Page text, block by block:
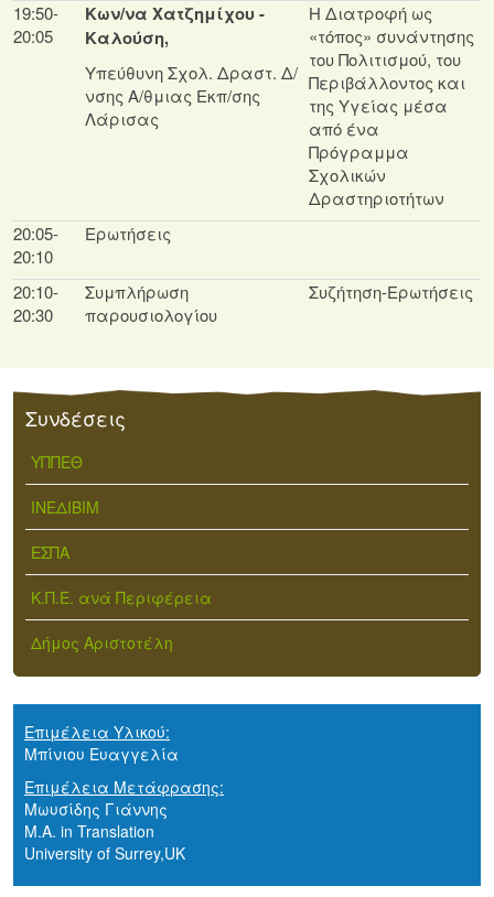
19:50-
20:05
Κων/να Χατζημίχου -
Καλούση,
Υπεύθυνη Σχολ. Δραστ. Δ/
νσης Α/θμιας Εκπ/σης
Λάρισας
Η Διατροφή ως
«τόπος» συνάντησης
του Πολιτισμού, του
Περιβάλλοντος και
της Υγείας μέσα
από ένα
Πρόγραμμα
Σχολικών
Δραστηριοτήτων
20:05-
20:10
Ερωτήσεις
20:10-
20:30
Συμπλήρωση
παρουσιολογίου
Συζήτηση-Ερωτήσεις
Συνδέσεις
ΥΠΠΕΘ
ΙΝΕΔΙΒΙΜ
ΕΣΠΑ
Κ.Π.Ε. ανά Περιφέρεια
Δήμος Αριστοτέλη
Επιμέλεια Υλικού:
Μπίνιου Ευαγγελία
Επιμέλεια Μετάφρασης:
Μωυσίδης Γιάννης
M.A. in Translation
University of Surrey,UK